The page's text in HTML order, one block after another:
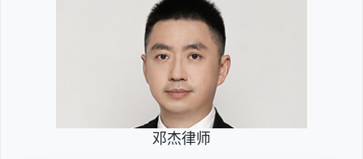
邓杰律师